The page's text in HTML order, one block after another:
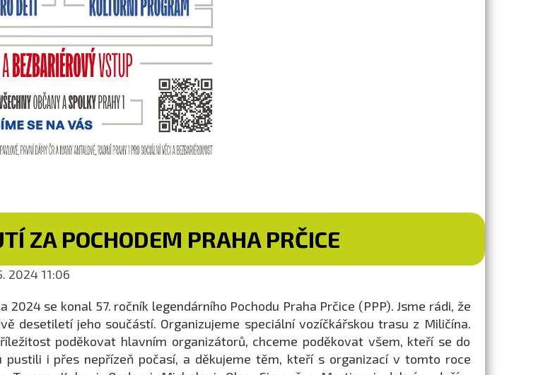
ZA POCHODEM PRAHA PRČICE
2024 11:06
2024 se konal 57. ročník legendárního Pochodu Praha Prčice (PPP). Jsme rádi, že
desetiletí jeho součástí. Organizujeme speciální vozíčkářskou trasu z Miličína.
poděkovat hlavním organizátorů, chceme poděkovat všem, kteří se do
pustili i přes nepřízeň počasí, a děkujeme těm, kteří s organizací v tomto roce